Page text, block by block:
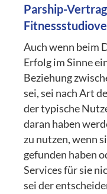
Parship-
Auch wenn beim
Erfolg im Sinne
Beziehung
sei, sei nach Art
der typische
daran haben
zu nutzen, wenn
gefunden haben
Services für sie
sei der